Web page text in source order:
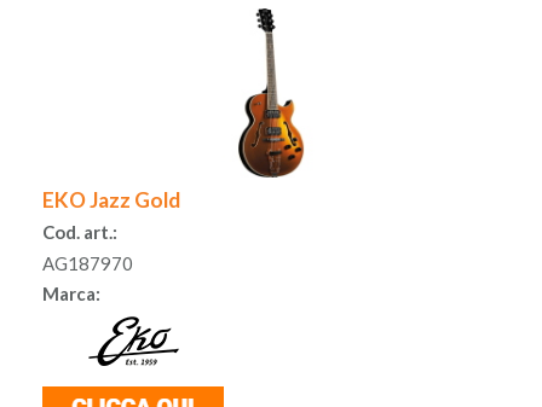
MUSICOTERAPIA
EKO Jazz Gold
Cod. art.:
AG187970
Marca: